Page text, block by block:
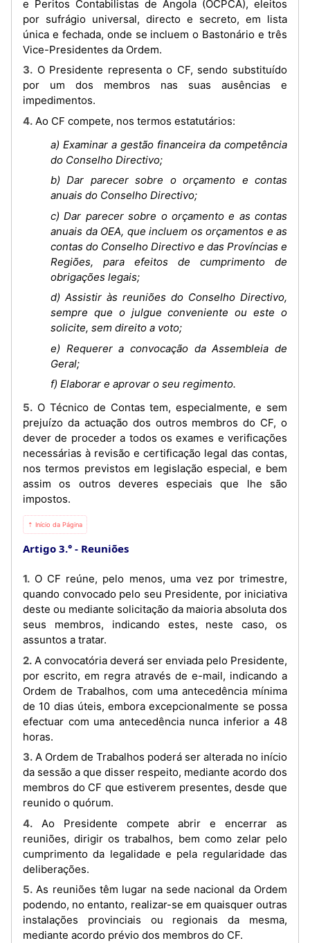
e Peritos Contabilistas de Angola (OCPCA), eleitos
por sufrágio universal, directo e secreto, em lista
única e fechada, onde se incluem o Bastonário e três
Vice-Presidentes da Ordem.
3. O Presidente representa o CF, sendo substituído
por um dos membros nas suas ausências e
impedimentos.
4. Ao CF compete, nos termos estatutários:
a) Examinar a gestão financeira da competência
do Conselho Directivo;
b) Dar parecer sobre o orçamento e contas
anuais do Conselho Directivo;
c) Dar parecer sobre o orçamento e as contas
anuais da OEA, que incluem os orçamentos e as
contas do Conselho Directivo e das Províncias e
Regiões, para efeitos de cumprimento de
obrigações legais;
d) Assistir às reuniões do Conselho Directivo,
sempre que o julgue conveniente ou este o
solicite, sem direito a voto;
e) Requerer a convocação da Assembleia de
Geral;
f) Elaborar e aprovar o seu regimento.
5. O Técnico de Contas tem, especialmente, e sem
prejuízo da actuação dos outros membros do CF, o
dever de proceder a todos os exames e verificações
necessárias à revisão e certificação legal das contas,
nos termos previstos em legislação especial, e bem
assim os outros deveres especiais que lhe são
impostos.
⇡ Início da Página
Artigo 3.° Reuniões
1. O CF reúne, pelo menos, uma vez por trimestre,
quando convocado pelo seu Presidente, por iniciativa
deste ou mediante solicitação da maioria absoluta dos
seus membros, indicando estes, neste caso, os
assuntos a tratar.
2. A convocatória deverá ser enviada pelo Presidente,
por escrito, em regra através de e-mail, indicando a
Ordem de Trabalhos, com uma antecedência mínima
de 10 dias úteis, embora excepcionalmente se possa
efectuar com uma antecedência nunca inferior a 48
horas.
3. A Ordem de Trabalhos poderá ser alterada no início
da sessão a que disser respeito, mediante acordo dos
membros do CF que estiverem presentes, desde que
reunido o quórum.
4. Ao Presidente compete abrir e encerrar as
reuniões, dirigir os trabalhos, bem como zelar pelo
cumprimento da legalidade e pela regularidade das
deliberações.
5. As reuniões têm lugar na sede nacional da Ordem
podendo, no entanto, realizar-se em quaisquer outras
instalações provinciais ou regionais da mesma,
mediante acordo prévio dos membros do CF.